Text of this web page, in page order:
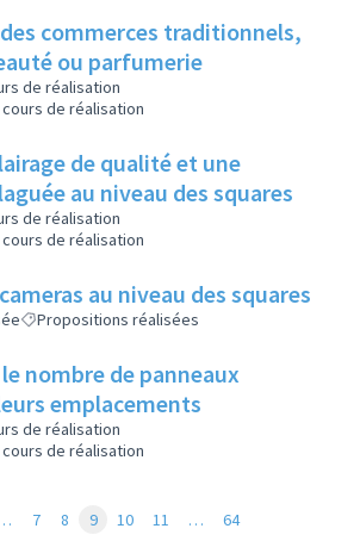
commerces traditionnels,
ou parfumerie
de réalisation
de réalisation
de qualité et une
au niveau des squares
de réalisation
de réalisation
au niveau des squares
Propositions réalisées
nombre de panneaux
emplacements
de réalisation
de réalisation
7 8 9 10 11 … 64